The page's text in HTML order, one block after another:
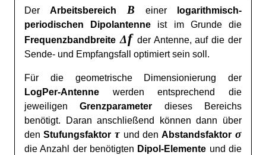
Der Arbeitsbereich B einer
logarithmisch-
periodischen Dipolantenne ist im Grunde die
Frequenzbandbreite Δf der Antenne, auf die der
Sende- und Empfangsfall optimiert sein soll.
Für die geometrische Dimensionierung der
LogPer-Antenne werden entsprechend die
jeweiligenGrenzparameter dieses Bereichs
benötigt. Daran anschließend können dann über
denStufungsfaktor τ und den Abstandsfaktor σ
die Anzahl der benötigten Dipol-Elemente und die